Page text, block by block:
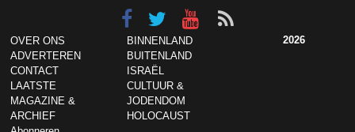
OVER ONS
ADVERTEREN
CONTACT
LAATSTE
MAGAZINE &
ARCHIEF
BINNENLAND
BUITENLAND
ISRAËL
CULTUUR &
JODENDOM
HOLOCAUST
2026